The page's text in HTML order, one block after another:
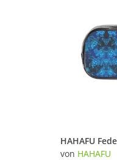
von HAHAFU